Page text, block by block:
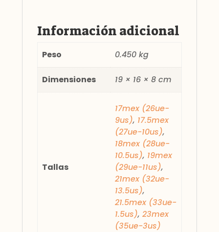
Información adicional
Peso 0.450 kg
Dimensiones 19 × 16 × 8 cm
Tallas
17mex (26ue-
9us), 17.5mex
(27ue-10us),
18mex (28ue-
10.5us), 19mex
(29ue-11us),
21mex (32ue-
13.5us),
21.5mex (33ue-
1.5us),23mex
(35ue-3us)